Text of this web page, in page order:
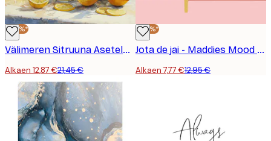
-40%*
Välimeren Sitruuna Asetelma Juliste
Alkaen 12,87 €21,45 €
-40%*
Jota de jai - Maddies Mood Juliste
Alkaen 7,77 €12,95 €